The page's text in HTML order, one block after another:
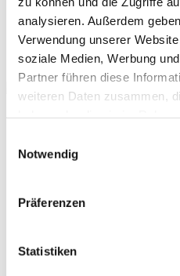
analysieren. Außerdem
Verwendung unserer
soziale Medien, Werbung
Partner führen diese
weiteren Daten zusammen,
Notwendig
Präferenzen
Statistiken